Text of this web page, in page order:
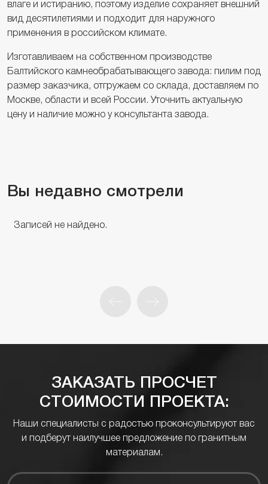
влаге и истиранию, поэтому изделие сохраняет внешний
вид десятилетиями и подходит для наружного
применения в российском климате.
Изготавливаем на собственном производстве
Балтийского камнеобрабатывающего завода: пилим под
размер заказчика, отгружаем со склада, доставляем по
Москве, области и всей России. Уточнить актуальную
цену и наличие можно у консультанта завода.
Вы недавно смотрели
Записей не найдено.
ЗАКАЗАТЬ ПРОСЧЕТ
СТОИМОСТИ ПРОЕКТА:
Наши специалисты с радостью проконсультируют вас
и подберут наилучшее предложение по гранитным
материалам.